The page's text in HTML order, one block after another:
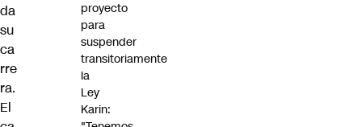
da
su
ca
rre
ra.
El
proyecto
para
suspender
transitoriamente
la
Ley
Karin: